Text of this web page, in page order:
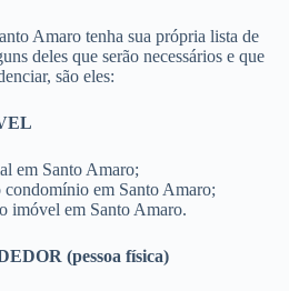
Amaro tenha sua própria lista de
deles que serão necessários e que
são eles:
em Santo Amaro;
em Santo Amaro;
imóvel em Santo Amaro.
(pessoa física)